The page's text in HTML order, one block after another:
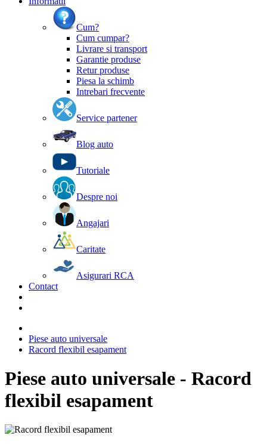
Cum?
Cum cumpar?
Livrare si transport
Garantie produse
Retur produse
Piesa la schimb
Intrebari frecvente
Service partener
Blog auto
Tutoriale
Despre noi
Angajari
Caritate
Asigurari RCA
Contact
Piese auto universale
Racord flexibil esapament
Piese auto universale - Racord
flexibil esapament